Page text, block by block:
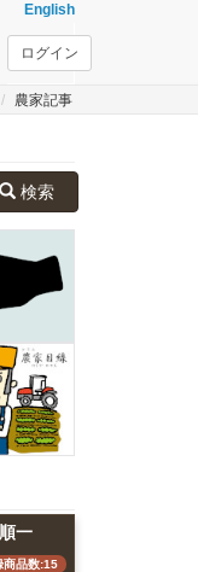
English
ログイン
農家記事
検索
一
商品数:15